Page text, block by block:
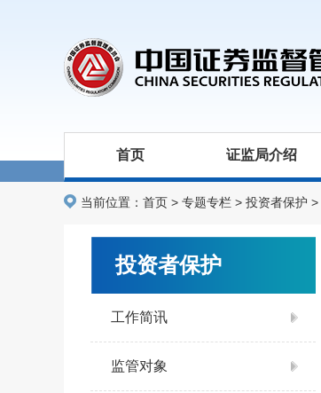
首页 证监局介绍
当前位置： 首页 > 专题专栏 > 投资者保护 >
投资者保护
工作简讯
监管对象